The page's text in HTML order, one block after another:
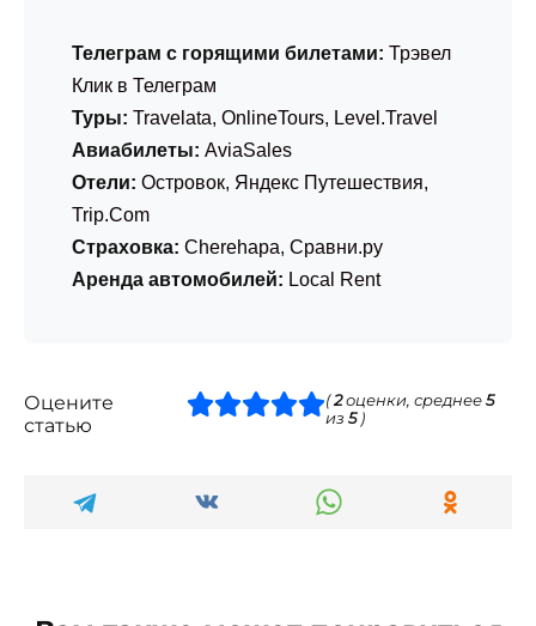
Телеграм с горящими билетами: Трэвел
Клик в Телеграм
Туры: Travelata, OnlineTours, Level.Travel
Авиабилеты: AviaSales
Отели: Островок, Яндекс Путешествия,
Trip.Com
Страховка: Cherehapa, Сравни.ру
Аренда автомобилей: Local Rent
Оцените
статью
(2оценки, среднее5
из5)